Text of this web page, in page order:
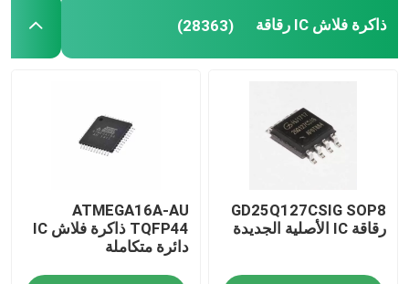
ذاكرة فلاش IC رقاقة (28363)
GD25Q127CSIG SOP8
رقاقة IC الأصلية الجديدة
ATMEGA16A-AU
TQFP44 ذاكرة فلاش IC
دائرة متكاملة